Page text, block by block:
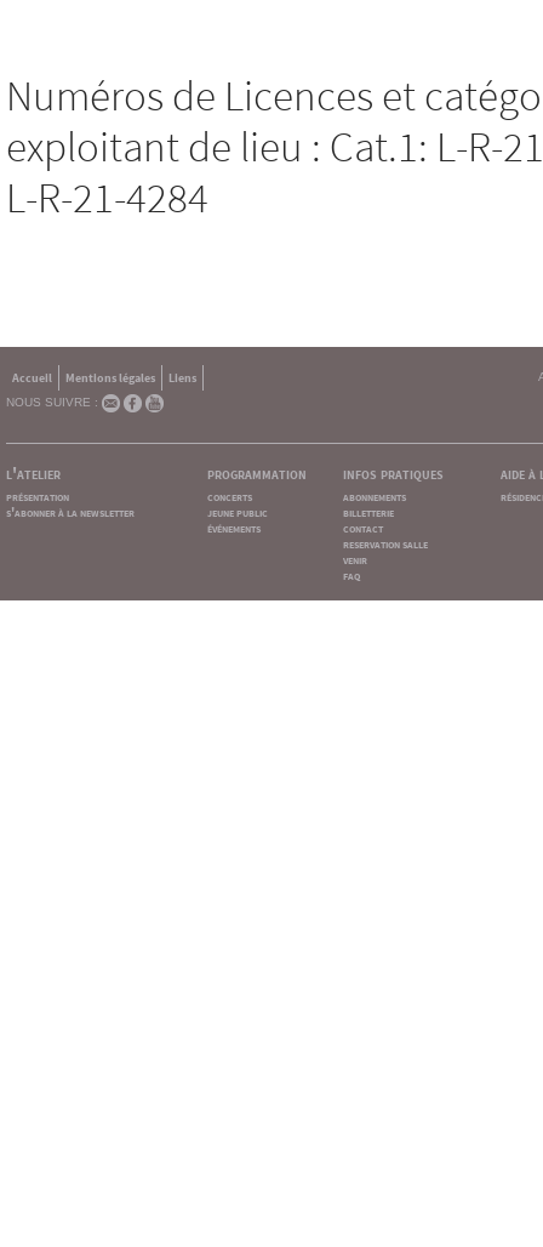
Numéros de Licences et
exploitant de lieu : Cat.1: L-R-
L-R-21-4284
Accueil Mentions légales
Liens
NOUS SUIVRE :
l'atelier
présentation
s'abonner à la newsletter
programmation
concerts
jeune public
événements
infos pratiques
abonnements
billetterie
contact
reservation salle
venir
faq
aide